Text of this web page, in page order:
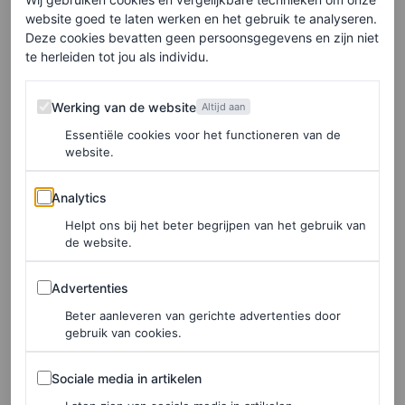
Elke week onze beste artikelen in je inbox?
Schrijf je hier in voor de Vogue-nieuwsbrief.
Met name het ietwat formele pak is een look die
eruitspringt, aangezien de rest van Máxima’s garderobe
voor de Spelen veelal uit casual stukken bestaat. De
koningin droeg de tweedelige set, bestaande uit een
blazer en een bermuda, op de tribune tijdens de
groepswedstrijd tussen Nederland en Turkije van het
volleybaltoernooi tijdens de Olympische Spelen. Het
gaat om een bruin pak van het Franse modelabel Sandro,
een merk dat zeer geliefd is bij zowel de koningin als de
website goed te laten werken en het gebruik te analyseren.
Deze cookies bevatten geen persoonsgegevens en zijn niet
te herleiden tot jou als individu.
Werking van de website
Werking van de website Altijd aan
Essentiële cookies voor het functioneren van de
website.
Analytics
Analytics
Helpt ons bij het beter begrijpen van het gebruik van
de website.
Advertenties
Advertenties
Beter aanleveren van gerichte advertenties door
gebruik van cookies.
Sociale media in artikelen
Sociale media in artikelen